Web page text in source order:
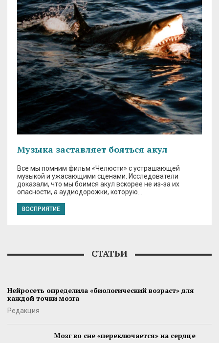
Музыка заставляет бояться акул
Все мы помним фильм «Челюсти» с устрашающей
музыкой и ужасающими сценами. Исследователи
доказали, что мы боимся акул вскорее не из-за их
опасности, а аудиодорожки, которую…
ВОСПРИЯТИЕ
СТАТЬИ
Нейросеть определила «биологический возраст» для
каждой точки мозга
Редакция
Мозг во сне «переключается» на сердце